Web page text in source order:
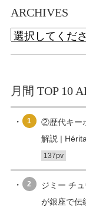
ARCHIVES
月間 TOP 10
1
②歴代キー
解説 |
137pv
2
ジミー チ
が銀座で伝